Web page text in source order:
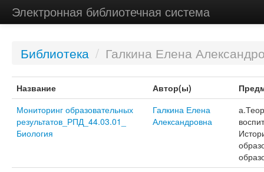
Электронная библиотечная система
Библиотека / Галкина Елена
Название Автор(ы)
Мониторинг образовательных
результатов_РПД_44.03.01_
Биология
Галкина Елена
Александровна